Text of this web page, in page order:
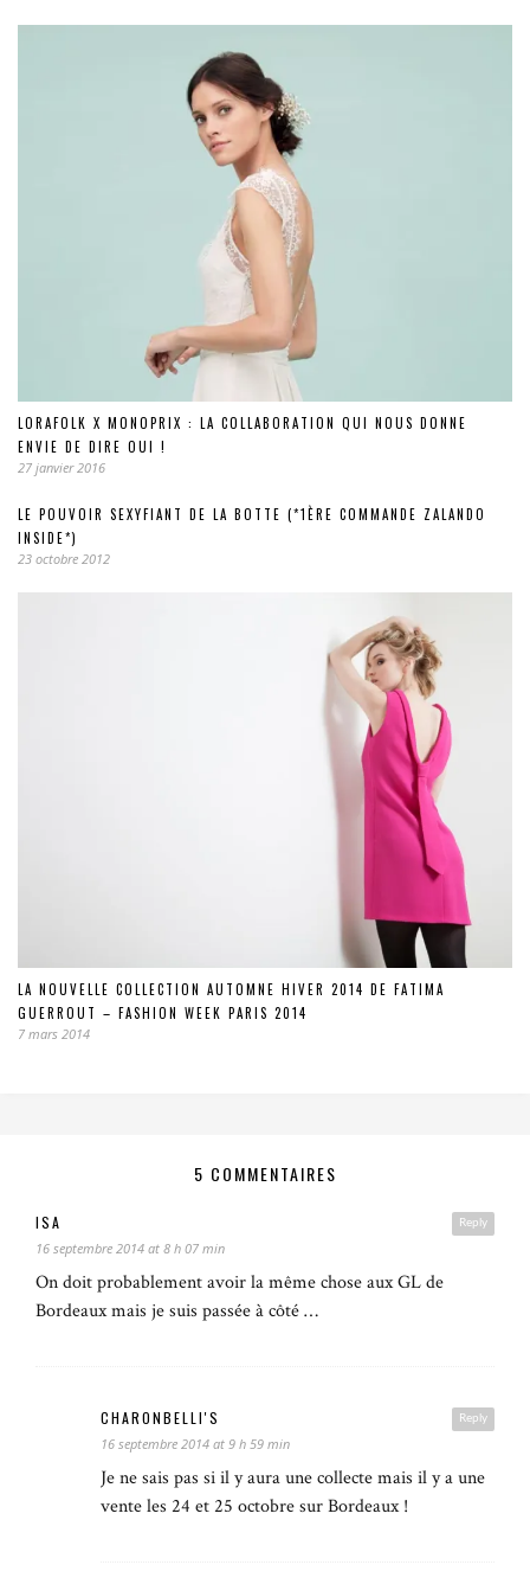
LORAFOLK X MONOPRIX : LA COLLABORATION QUI NOUS DONNE
ENVIE DE DIRE OUI !
27 janvier 2016
LE POUVOIR SEXYFIANT DE LA BOTTE (*1ÈRE COMMANDE ZALANDO
INSIDE*)
23 octobre 2012
LA NOUVELLE COLLECTION AUTOMNE HIVER 2014 DE FATIMA
GUERROUT – FASHION WEEK PARIS 2014
7 mars 2014
5 COMMENTAIRES
Reply
ISA
16 septembre 2014 at 8 h 07 min
On doit probablement avoir la même chose aux GL de
Bordeaux mais je suis passée à côté …
Reply
CHARONBELLI'S
16 septembre 2014 at 9 h 59 min
Je ne sais pas si il y aura une collecte mais il y a une
vente les 24 et 25 octobre sur Bordeaux !